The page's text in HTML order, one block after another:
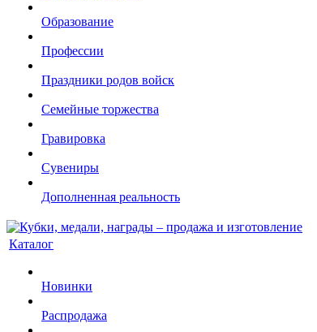
Образование
Профессии
Праздники родов войск
Семейные торжества
Гравировка
Сувениры
Дополненная реальность
Каталог
Новинки
Распродажа